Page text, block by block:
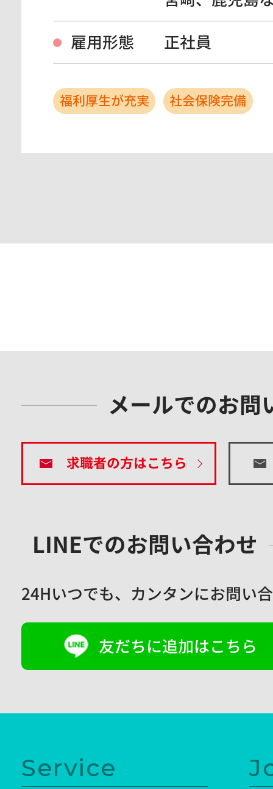
雇用形態
正社員
福利厚生が充実 社会保険完備
メールでのお問
求職者の方はこちら
LINEでのお問い合わせ
24Hいつでも、 カンタンにお問い
友だちに追加はこちら
Service